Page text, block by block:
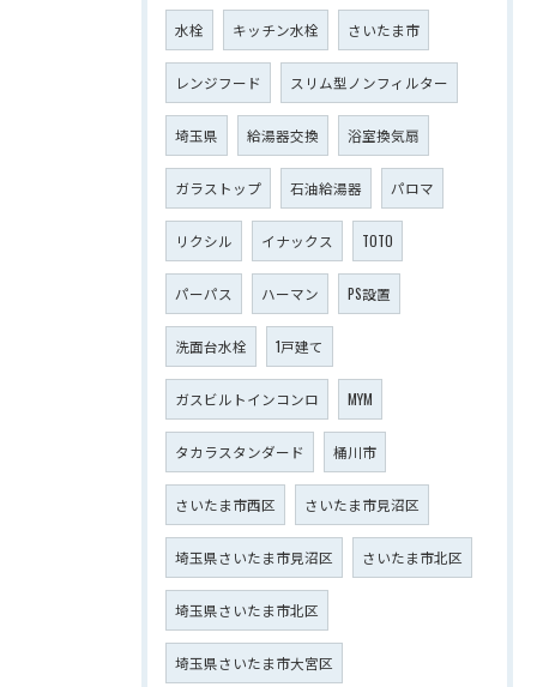
水栓 キッチン水栓 さいたま市
レンジフード スリム型ノンフィルター
埼玉県 給湯器交換 浴室換気扇
ガラストップ 石油給湯器 パロマ
リクシル イナックス TOTO
パーパス ハーマン PS設置
洗面台水栓 1戸建て
ガスビルトインコンロ MYM
タカラスタンダード 桶川市
さいたま市西区 さいたま市見沼区
埼玉県さいたま市見沼区 さいたま市北区
埼玉県さいたま市北区
埼玉県さいたま市大宮区